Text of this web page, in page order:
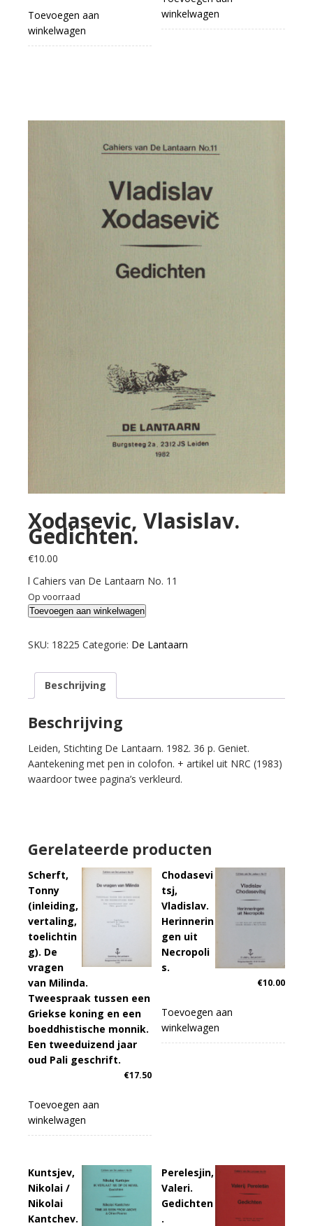
Toevoegen aan
winkelwagen
winkelwagen
Xodasevic, Vlasislav.
Gedichten.
€10.00
l Cahiers van De Lantaarn No. 11
Op voorraad
Xodasevic,
Gedichten.
Toevoegen aan winkelwagen
SKU: 18225 Categorie: De Lantaarn
Beschrijving
Beschrijving
Leiden, Stichting De Lantaarn. 1982. 36 p. Geniet.
Aantekening met pen in colofon. + artikel uit NRC (1983)
waardoor twee pagina’s verkleurd.
Gerelateerde producten
Scherft,
Tonny
(inleiding,
vertaling,
toelichtin
g). De
vragen
van Milinda.
Tweespraak tussen een
Griekse koning en een
boeddhistische monnik.
Een tweeduizend jaar
oud Pali geschrift.
€17.50
Toevoegen aan
winkelwagen
Chodasevi
tsj,
Vladislav.
Herinnerin
gen uit
Necropoli
s.
€10.00
Toevoegen aan
winkelwagen
Kuntsjev,
Nikolai /
Nikolai
Kantchev.
Perelesjin,
Valeri.
Gedichten
.